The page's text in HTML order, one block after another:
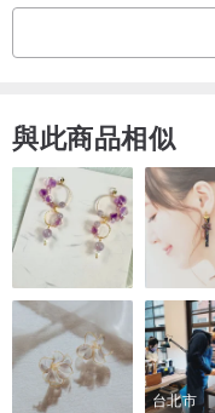
與此商品相似
台北市